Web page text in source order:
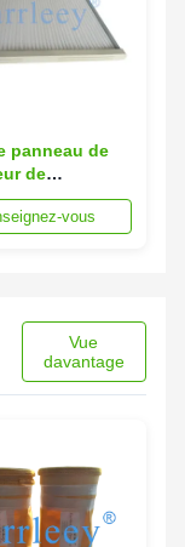
panneau de
de
de
de
vous
Vue
davantage